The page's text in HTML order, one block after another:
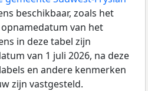
beschikbaar, zoals het
van het
in deze tabel zijn
van 1 juli 2026, na deze
en andere kenmerken
zijn vastgesteld.